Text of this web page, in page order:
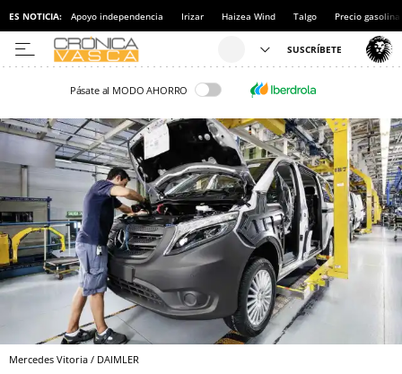
ES NOTICIA: Apoyo independencia Irizar Haizea Wind Talgo Precio gasolina
Pásate al MODO AHORRO
Mercedes Vitoria / DAIMLER